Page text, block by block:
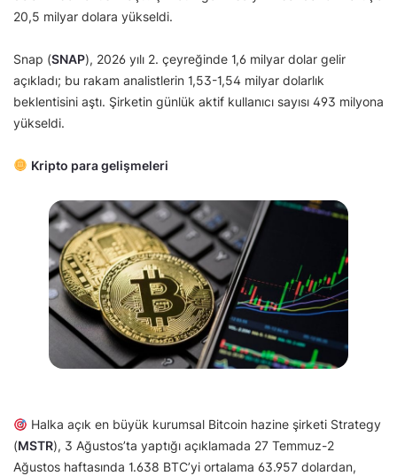
20,5 milyar dolara yükseldi.
Snap (SNAP), 2026 yılı 2. çeyreğinde 1,6 milyar dolar gelir
açıkladı; bu rakam analistlerin 1,53-1,54 milyar dolarlık
beklentisini aştı. Şirketin günlük aktif kullanıcı sayısı 493 milyona
yükseldi.
Kripto para gelişmeleri
Halka açık en büyük kurumsal Bitcoin hazine şirketi Strategy
(MSTR), 3 Ağustos’ta yaptığı açıklamada 27 Temmuz-2
Ağustos haftasında 1.638 BTC’yi ortalama 63.957 dolardan,